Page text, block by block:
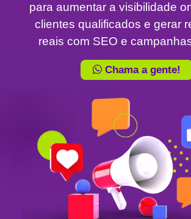
para aumentar a visibilidade
clientes qualificados e gerar
reais com SEO e
Chama a gente!